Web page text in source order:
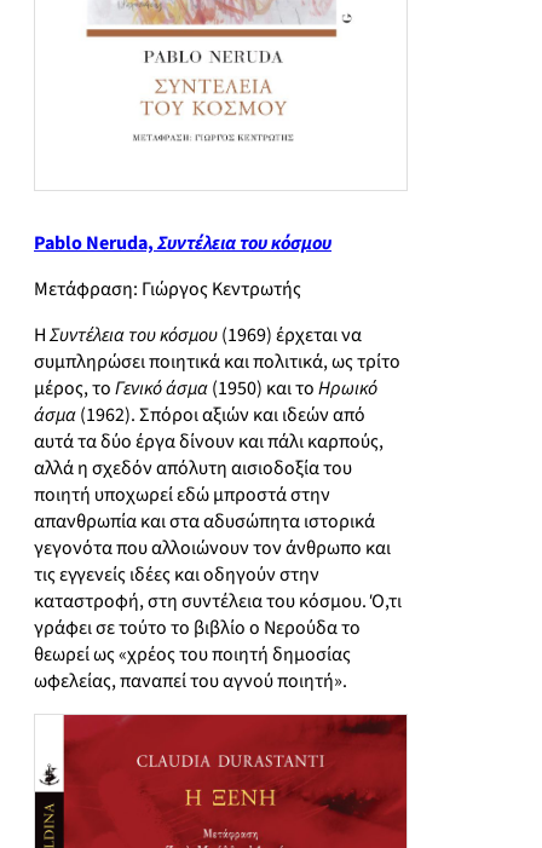
Pablo Neruda,Συντέλεια του κόσμου
Μετάφραση: Γιώργος Κεντρωτής
ΗΣυντέλεια του κόσμου(1969) έρχεται να
συμπληρώσει ποιητικά και πολιτικά, ως τρίτο
μέρος, τοΓενικό άσμα(1950) και τοΗρωικό
άσμα(1962). Σπόροι αξιών και ιδεών από
αυτά τα δύο έργα δίνουν και πάλι καρπούς,
αλλά η σχεδόν απόλυτη αισιοδοξία του
ποιητή υποχωρεί εδώ μπροστά στην
απανθρωπία και στα αδυσώπητα ιστορικά
γεγονότα που αλλοιώνουν τον άνθρωπο και
τις εγγενείς ιδέες και οδηγούν στην
καταστροφή, στη συντέλεια του κόσμου. Ό,τι
γράφει σε τούτο το βιβλίο ο Νερούδα το
θεωρεί ως «χρέος του ποιητή δημοσίας
ωφελείας, παναπεί του αγνού ποιητή».